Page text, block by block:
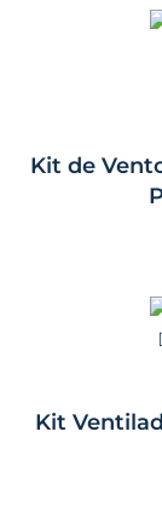
Kit de
Kit